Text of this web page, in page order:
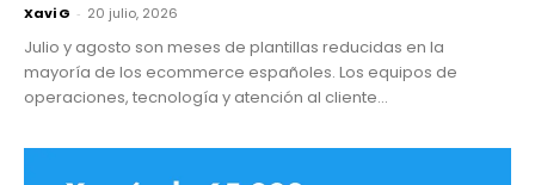
Xavi G - 20 julio, 2026
Julio y agosto son meses de plantillas reducidas en la
mayoría de los ecommerce españoles. Los equipos de
operaciones, tecnología y atención al cliente...